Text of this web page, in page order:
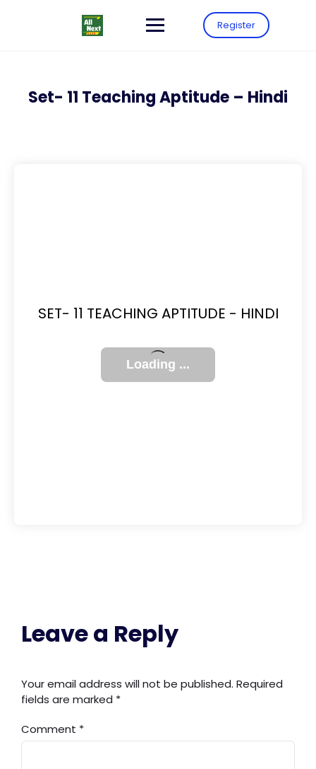
Register
Set- 11 Teaching Aptitude – Hindi
SET- 11 TEACHING APTITUDE - HINDI
Leave a Reply
Your email address will not be published. Required
fields are marked *
Comment *